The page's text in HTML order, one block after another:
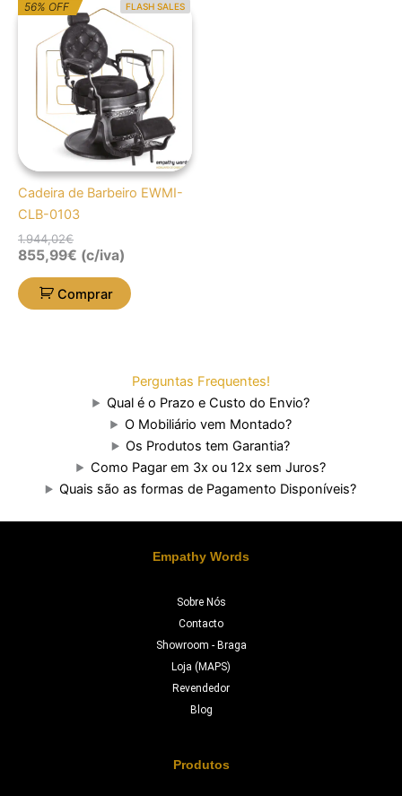
FLASH SALES
56% OFF
Cadeira de Barbeiro EWMI-
CLB-0103
1.944,02€
O
preço
original
era:
1.944,02€.
O
preço
atual
é:
855,99€.
855,99€ (c/iva)
Comprar
Perguntas Frequentes!
Qual é o Prazo e Custo do Envio?
O Mobiliário vem Montado?
Os Produtos tem Garantia?
Como Pagar em 3x ou 12x sem Juros?
Quais são as formas de Pagamento Disponíveis?
Empathy Words
Sobre Nós
Contacto
Showroom - Braga
Loja (MAPS)
Revendedor
Blog
Produtos